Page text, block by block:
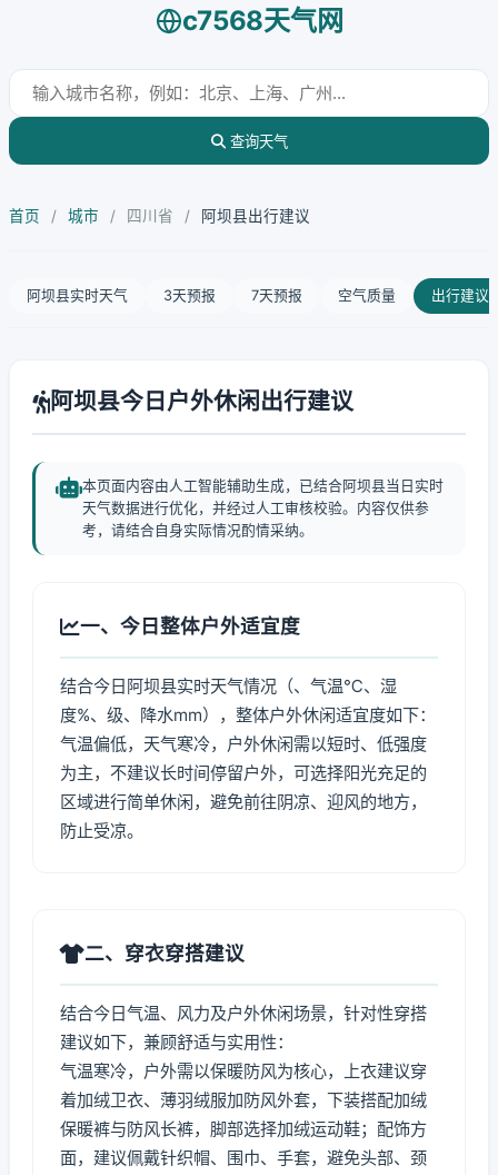
c7568天气网
查询天气
首页 / 城市 / 四川省 / 阿坝县出行建议
阿坝县实时天气 3天预报 7天预报 空气质量 出行建议
阿坝县今日户外休闲出行建议
本页面内容由人工智能辅助生成，已结合阿坝县当日实时
天气数据进行优化，并经过人工审核校验。内容仅供参
考，请结合自身实际情况酌情采纳。
一、今日整体户外适宜度
结合今日阿坝县实时天气情况（、气温℃、湿
度%、级、降水mm），整体户外休闲适宜度如下：
气温偏低，天气寒冷，户外休闲需以短时、低强度
为主，不建议长时间停留户外，可选择阳光充足的
区域进行简单休闲，避免前往阴凉、迎风的地方，
防止受凉。
二、穿衣穿搭建议
结合今日气温、风力及户外休闲场景，针对性穿搭
建议如下，兼顾舒适与实用性：
气温寒冷，户外需以保暖防风为核心，上衣建议穿
着加绒卫衣、薄羽绒服加防风外套，下装搭配加绒
保暖裤与防风长裤，脚部选择加绒运动鞋；配饰方
面，建议佩戴针织帽、围巾、手套，避免头部、颈